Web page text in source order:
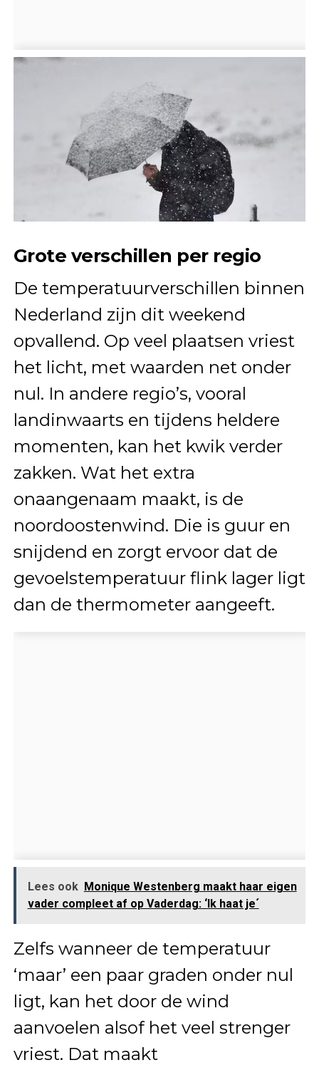
Grote verschillen per regio
De temperatuurverschillen binnen
Nederland zijn dit weekend
opvallend. Op veel plaatsen vriest
het licht, met waarden net onder
nul. In andere regio’s, vooral
landinwaarts en tijdens heldere
momenten, kan het kwik verder
zakken. Wat het extra
onaangenaam maakt, is de
noordoostenwind. Die is guur en
snijdend en zorgt ervoor dat de
gevoelstemperatuur flink lager ligt
dan de thermometer aangeeft.
Lees ook Monique Westenberg maakt haar eigen
vader compleet af op Vaderdag: ‘Ik haat je´
Zelfs wanneer de temperatuur
‘maar’ een paar graden onder nul
ligt, kan het door de wind
aanvoelen alsof het veel strenger
vriest. Dat maakt